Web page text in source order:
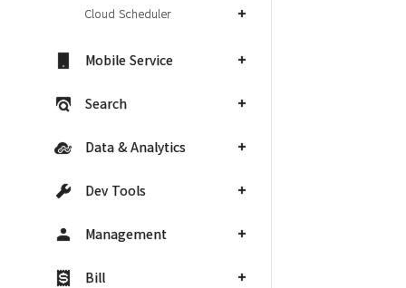
Cloud Scheduler
Mobile Service
Search
Data & Analytics
Dev Tools
Management
Bill